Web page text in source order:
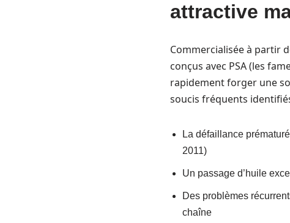
attractive
Commercialisée à partir
conçus avec PSA (les
rapidement forger une
soucis fréquents
La défaillance
2011)
Un passage d’huile
Des problèmes
chaîne